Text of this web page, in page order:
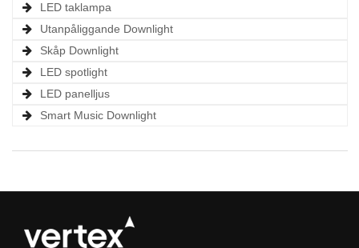
LED taklampa
Utanpåliggande Downlight
Skåp Downlight
LED spotlight
LED panelljus
Smart Music Downlight